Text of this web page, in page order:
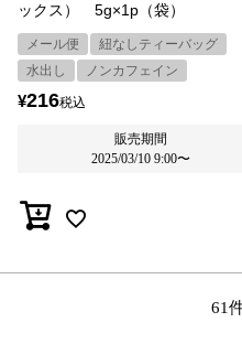
ックス） 5g×1p（袋）
メール便
紐なしティーバッグ
水出し
ノンカフェイン
¥216税込
販売期間
2025/03/10 9:00〜
61